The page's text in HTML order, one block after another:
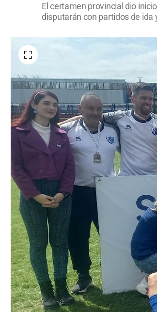
El certamen provincial dio
disputarán con partidos de ida